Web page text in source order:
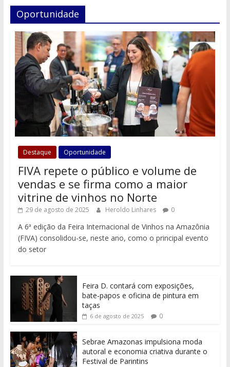
Oportunidade
Destaque Oportunidade
FIVA repete o público e volume de
vendas e se firma como a maior
vitrine de vinhos no Norte
29 de agosto de 2025 Heroldo Linhares 0
A 6ª edição da Feira Internacional de Vinhos na Amazônia
(FIVA) consolidou-se, neste ano, como o principal evento
do setor
Feira D. contará com exposições,
bate-papos e oficina de pintura em
taças
6 de agosto de 2025 0
Sebrae Amazonas impulsiona moda
autoral e economia criativa durante o
Festival de Parintins